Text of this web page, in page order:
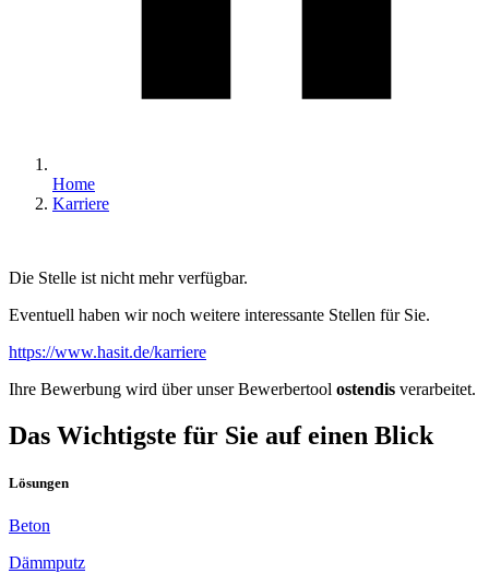
Home
Karriere
Die Stelle ist nicht mehr verfügbar.
Eventuell haben wir noch weitere interessante Stellen für Sie.
https://www.hasit.de/karriere
Ihre Bewerbung wird über unser Bewerbertool ostendis verarbeitet.
Das Wichtigste für Sie auf einen Blick
Lösungen
Beton
Dämmputz